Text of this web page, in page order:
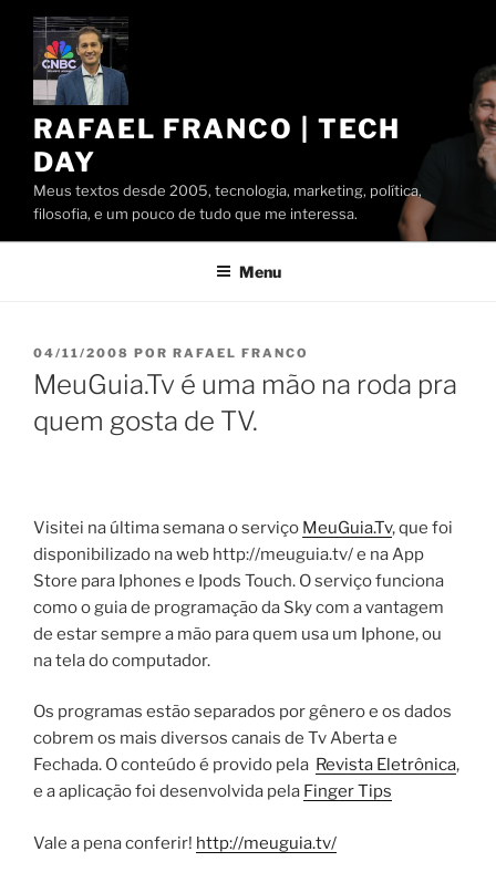
Pular
conteúdo
RAFAEL FRANCO | TECH
DAY
Meus textos desde 2005, tecnologia, marketing, política,
filosofia, e um pouco de tudo que me interessa.
Menu
PUBLICADO
EM
04/11/2008 POR RAFAEL FRANCO
MeuGuia.Tv é uma mão na roda pra
quem gosta de TV.
Visitei na última semana o serviço MeuGuia.Tv, que foi
disponibilizado na web http://meuguia.tv/ e na App
Store para Iphones e Ipods Touch. O serviço funciona
como o guia de programação da Sky com a vantagem
de estar sempre a mão para quem usa um Iphone, ou
na tela do computador.
Os programas estão separados por gênero e os dados
cobrem os mais diversos canais de Tv Aberta e
Fechada. O conteúdo é provido pela Revista Eletrônica,
e a aplicação foi desenvolvida pela Finger Tips
Vale a pena conferir! http://meuguia.tv/